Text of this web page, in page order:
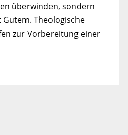
überwinden, sondern
Theologische
zur Vorbereitung einer